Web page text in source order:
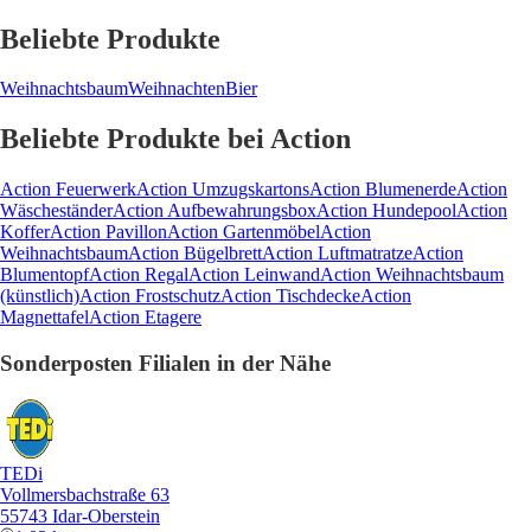
Beliebte Produkte
WeihnachtsbaumWeihnachtenBier
Beliebte Produkte bei Action
Action FeuerwerkAction UmzugskartonsAction BlumenerdeAction
WäscheständerAction AufbewahrungsboxAction HundepoolAction
KofferAction PavillonAction GartenmöbelAction
WeihnachtsbaumAction BügelbrettAction LuftmatratzeAction
BlumentopfAction RegalAction LeinwandAction Weihnachtsbaum
(künstlich)Action FrostschutzAction TischdeckeAction
MagnettafelAction Etagere
Sonderposten Filialen in der Nähe
TEDi
Vollmersbachstraße 63
55743 Idar-Oberstein